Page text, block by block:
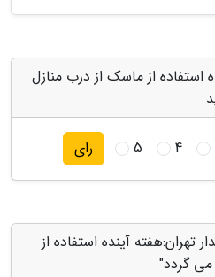
استفاده از ماسک از درب منازل
4
5 رای
تهران:هفته آینده استفاده از
گردد"